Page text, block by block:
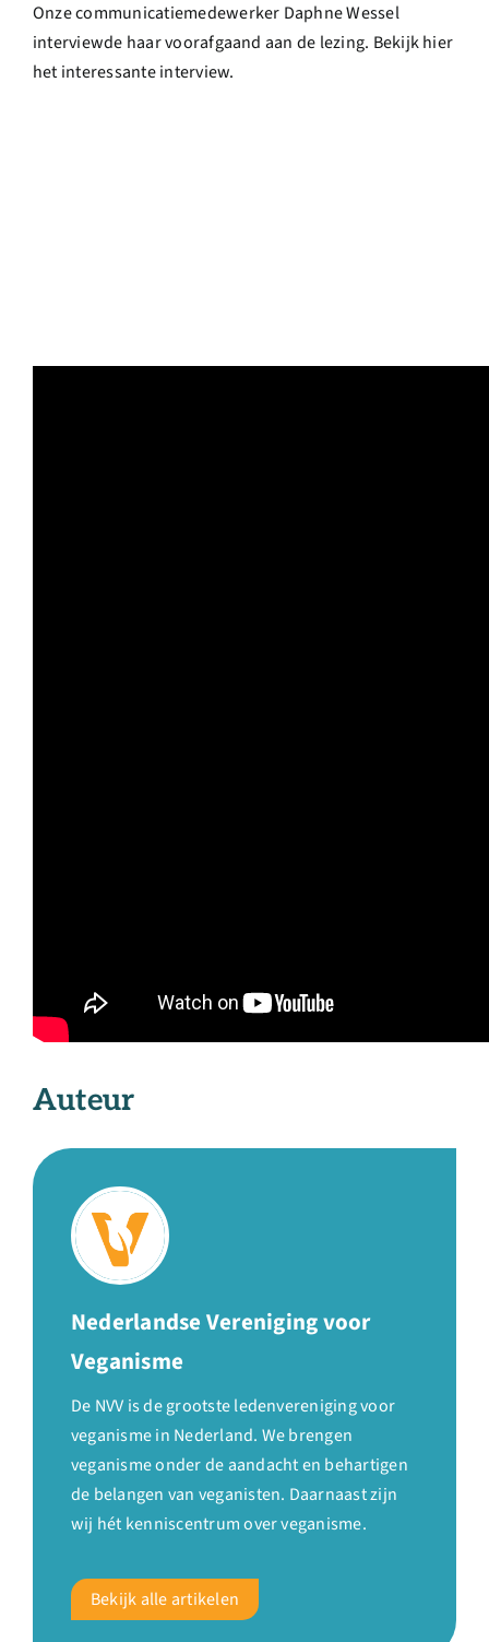
Onze communicatiemedewerker Daphne Wessel
interviewde haar voorafgaand aan de lezing. Bekijk hier
het interessante interview.
Auteur
Nederlandse Vereniging voor
Veganisme
De NVV is de grootste ledenvereniging voor
veganisme in Nederland. We brengen
veganisme onder de aandacht en behartigen
de belangen van veganisten. Daarnaast zijn
wij hét kenniscentrum over veganisme.
Bekijk alle artikelen